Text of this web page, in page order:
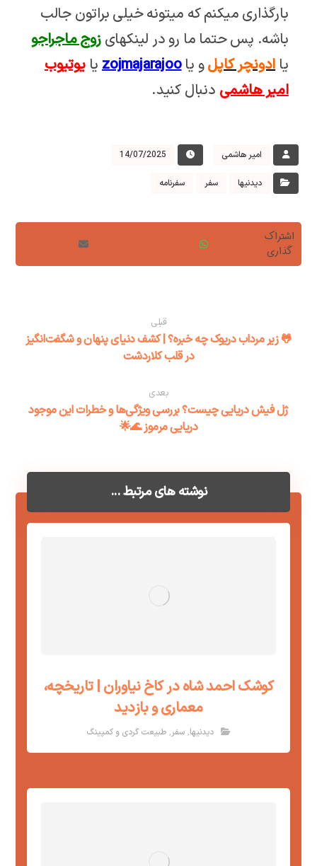
بارگذاری میکنم که میتونه خیلی براتون جالب
باشه. پس حتما ما رو در لینکهایزوج ماجراجو
یاادونچر کاپلو یاzojmajarajoo یایوتیوب
امیر هاشمی دنبال کنید.
امیر هاشمی 14/07/2025
دیدنیها سفر سفرنامه
قبلی
🐸 زیر مرداب دریوک چه خبره؟ | کشف دنیای پنهان و شگفت‌انگیز
در قلب کلاردشت
بعدی
ژل فیش دریایی چیست؟ بررسی ویژگی‌ها و خطرات این موجود
دریایی مرموز 🌊🌟
نوشته های مرتبط ...
کوشک احمد شاه در کاخ نیاوران | تاریخچه،
معماری و بازدید
دیدنیها, سفر, طبیعت گردی و کمپینگ